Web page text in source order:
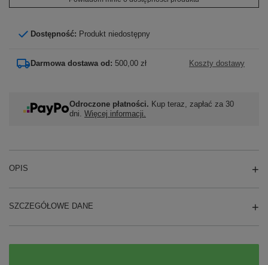
Dostępność: Produkt niedostępny
Darmowa dostawa od: 500,00 zł Koszty dostawy
Odroczone płatności. Kup teraz, zapłać za 30
dni. Więcej informacji.
OPIS
SZCZEGÓŁOWE DANE